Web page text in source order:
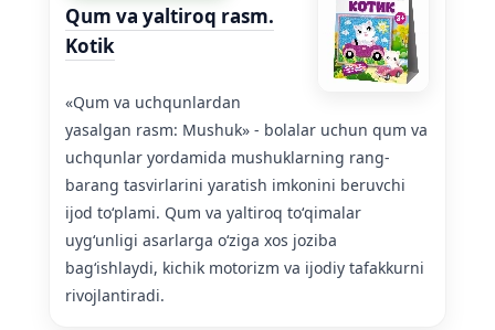
Qum va yaltiroq rasm.
Kotik
«Qum va uchqunlardan
yasalgan rasm: Mushuk» - bolalar uchun qum va
uchqunlar yordamida mushuklarning rang-
barang tasvirlarini yaratish imkonini beruvchi
ijod toʻplami. Qum va yaltiroq toʻqimalar
uygʻunligi asarlarga oʻziga xos joziba
bagʻishlaydi, kichik motorizm va ijodiy tafakkurni
rivojlantiradi.